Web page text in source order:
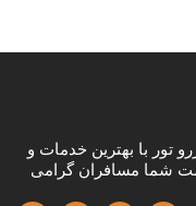
تور با بهترین خدمات و
شما مسافران گرامی